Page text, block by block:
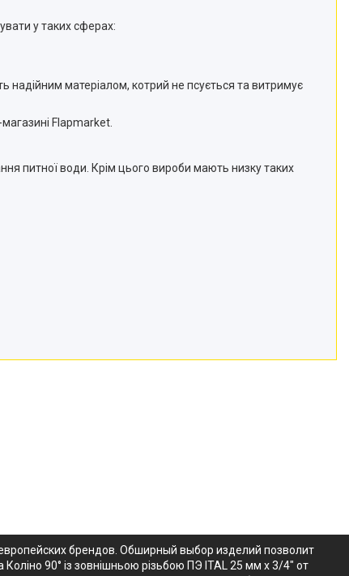
у таких сферах:
надійним матеріалом, котрий не псується та витримує
Flapmarket.
питної води. Крім цього вироби мають низку таких
брендов. Обширный выбор изделий позволит
90° із зовнішньою різьбою ПЭ ITAL 25 мм х 3/4" от